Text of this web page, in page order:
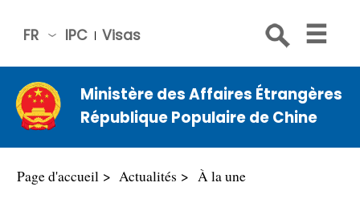
IPC Visas
FR
中文
Engli
sh
Русс
Ministère des Affaires Étrangères
République Populaire de Chine
Page d'accueil Actualités À la une